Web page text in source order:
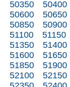
50350
50400
50600
50650
50850
50900
51100
51150
51350
51400
51600
51650
51850
51900
52100
52150